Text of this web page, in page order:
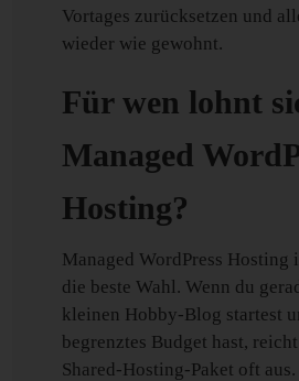
Vortages zurücksetzen und
wieder wie gewohnt.
Für wen lohnt
Managed
Hosting?
Managed WordPress
die beste Wahl. Wenn du
kleinen Hobby-Blog startest
begrenztes Budget hast,
Shared-Hosting-Paket oft aus.